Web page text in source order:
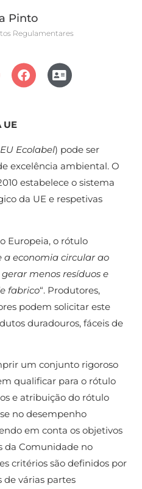
Pinto
Regulamentares
UE
EU Ecolabel) pode ser
excelência ambiental. O
estabelece o sistema
da UE e respetivas
Europeia, o rótulo
a economia circular ao
menos resíduos e
fabrico“. Produtores,
podem solicitar este
duradouros, fáceis de
um conjunto rigoroso
qualificar para o rótulo
e atribuição do rótulo
no desempenho
em conta os objetivos
da Comunidade no
critérios são definidos por
de várias partes